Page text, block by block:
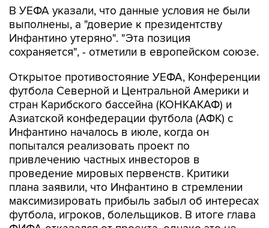
В УЕФА указали, что данные условия не были
выполнены, а "доверие к президентству
Инфантино утеряно". "Эта позиция
сохраняется", - отметили в европейском союзе.
Открытое противостояние УЕФА, Конференции
футбола Северной и Центральной Америки и
стран Карибского бассейна (КОНКАКАФ) и
Азиатской конфедерации футбола (АФК) с
Инфантино началось в июле, когда он
попытался реализовать проект по
привлечению частных инвесторов в
проведение мировых первенств. Критики
плана заявили, что Инфантино в стремлении
максимизировать прибыль забыл об интересах
футбола, игроков, болельщиков. В итоге глава